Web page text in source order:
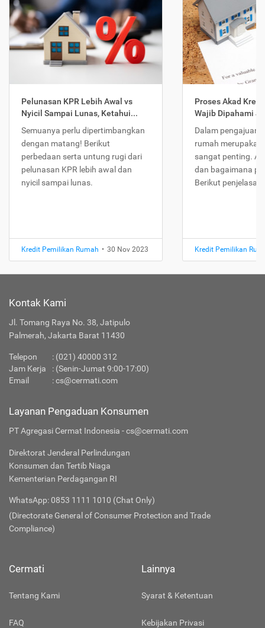
Pelunasan KPR Lebih Awal vs
Nyicil Sampai Lunas, Ketahui...
Semuanya perlu dipertimbangkan
dengan matang! Berikut
perbedaan serta untung rugi dari
pelunasan KPR lebih awal dan
nyicil sampai lunas.
Kredit Pemilikan Rumah • 30 Nov 2023
Proses Akad
Wajib Dipahami
Dalam pengajuan
rumah
sangat penting.
dan bagaimana
Berikut
Kredit Pemilikan
Kontak Kami
Jl. Tomang Raya No. 38, Jatipulo
Palmerah, Jakarta Barat 11430
Telepon : (021) 40000 312
Jam Kerja
: (Senin-Jumat 9:00-17:00)
Email
:cs@cermati.com
Layanan Pengaduan Konsumen
PT Agregasi Cermat Indonesia - cs@cermati.com
Direktorat Jenderal Perlindungan
Konsumen dan Tertib Niaga
Kementerian Perdagangan RI
WhatsApp: 0853 1111 1010 (Chat Only)
(Directorate General of Consumer Protection and Trade
Compliance)
Cermati
Tentang Kami
FAQ
Lainnya
Syarat & Ketentuan
Kebijakan Privasi